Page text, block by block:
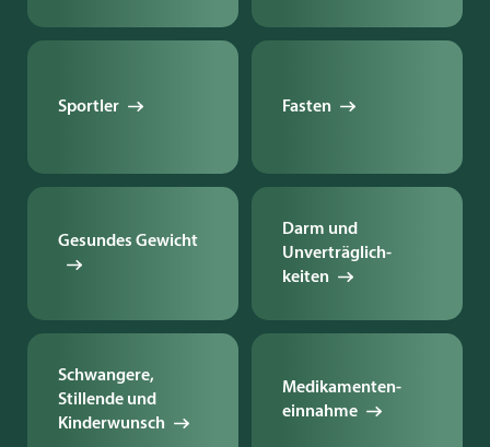
Sportler Fasten
Gesundes Gewicht
Darm und
Unverträglich­
keiten
Schwangere,
Stillende und
Kinderwunsch
Medikamenten­
einnahme